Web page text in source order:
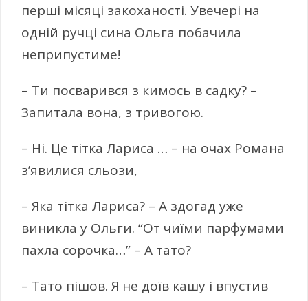
перші місяці закоханості. Увечері на
одній ручці сина Ольга побачила
неприпустиме!
– Ти посварився з кимось в садку? –
Запитала вона, з тривогою.
– Ні. Це тітка Лариса … – на очах Романа
з’явилися сльози,
– Яка тітка Лариса? – А здогад уже
виникла у Ольги. “От чиїми парфумами
пахла сорочка…” – А тато?
– Тато пішов. Я не доїв кашу і впустив